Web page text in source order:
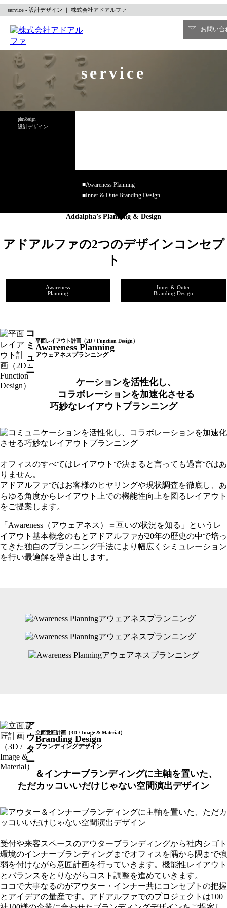
service - 設計デザイン ｜ 株式会社アドアルファ
お問い合
service
plan/design
設計デザイン
■Awareness Planning
■Inner & Oute Branding Design
Addalpha’s Planning & Design
アドアルファの2つのデザインコンセプ
ト
Awareness
Planning
Inner & Outer
Branding Design
平面レイアウト計画（2D / Function Design）
Awareness Planning
アウェアネスプランニング
コ
ミ
ュ
ニ
ケーションを活性化し、
コラボレーションを加速化させる
巧妙なレイアウトプランニング
オフィスのすべてはレイアウトで決まると言っても過言ではあ
りません。
アドアルファではお客様のヒヤリングや現状調査を徹底し、あ
らゆる角度からレイアウト上での機能性向上を図るレイアウト
をご提案します。
「Awareness（アウェアネス）＝互いの状況を知る」というレ
イアウト基本概念のもとアドアルファが20年の歴史の中で培っ
てきた独自のプランニング手法により幅広くシミュレーション
を行い最適解を導き出します。
立面意匠計画（3D / Image & Material）
Branding Design
ブランディングデザイン
ア
ウ
タ
ー
＆インナーブランディングに主軸を置いた、
ただカッコいいだけじゃない空間演出デザイン
受付や来客スペースのアウターブランディングから社内シゴト
環境のインナーブランディングまでオフィスを隅から隅まで強
弱を付けながら意匠計画を行っていきます。機能性レイアウト
とバランスをとりながらコスト調整を進めていきます。
ココで大事なるのがアウター・インナー共にコンセプトの把握
とアイデアの量産です。アドアルファでのプロジェクトは100